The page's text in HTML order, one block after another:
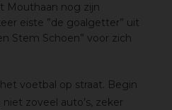
Mouthaan nog zijn
eiste ”de goalgetter” uit
Stem Schoen” voor zich
voetbal op straat. Begin
zoveel auto’s, zeker